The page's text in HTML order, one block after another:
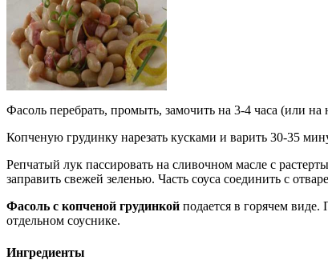
Фасоль перебрать, промыть, замочить на 3-4 часа (или
Копченую грудинку нарезать кусками и варить 30-35
Репчатый лук пассировать на сливочном масле с
заправить свежей зеленью. Часть соуса соединить с
Фасоль с копченой грудинкой подается в горячем
отдельном соуснике.
Ингредиенты